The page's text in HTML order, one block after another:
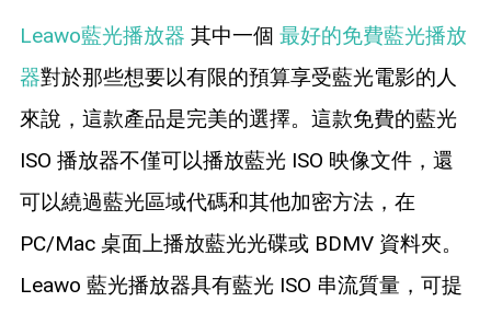
Leawo藍光播放器 其中一個 最好的免費藍光播放
器對於那些想要以有限的預算享受藍光電影的人
來說，這款產品是完美的選擇。這款免費的藍光
ISO 播放器不僅可以播放藍光 ISO 映像文件，還
可以繞過藍光區域代碼和其他加密方法，在
PC/Mac 桌面上播放藍光光碟或 BDMV 資料夾。
Leawo 藍光播放器具有藍光 ISO 串流質量，可提